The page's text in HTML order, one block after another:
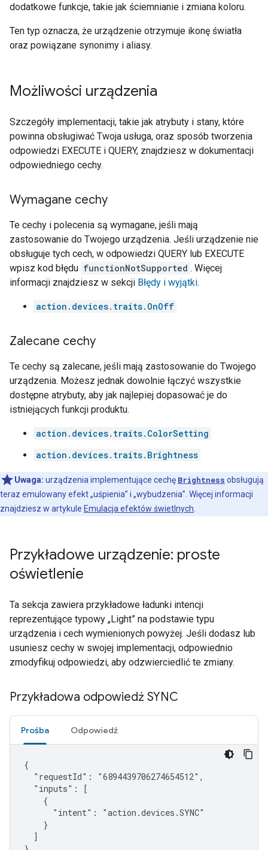
dodatkowe funkcje, takie jak ściemnianie i zmiana koloru.
Ten typ oznacza, że urządzenie otrzymuje ikonę światła
oraz powiązane synonimy i aliasy.
Możliwości urządzenia
Szczegóły implementacji, takie jak atrybuty i stany, które
powinna obsługiwać Twoja usługa, oraz sposób tworzenia
odpowiedzi EXECUTE i QUERY, znajdziesz w dokumentacji
odpowiedniego cechy.
Wymagane cechy
Te cechy i polecenia są wymagane, jeśli mają
zastosowanie do Twojego urządzenia. Jeśli urządzenie nie
obsługuje tych cech, w odpowiedzi QUERY lub EXECUTE
wpisz kod błędu functionNotSupported . Więcej
informacji znajdziesz w sekcji Błędy i wyjątki.
action.devices.traits.OnOff
Zalecane cechy
Te cechy są zalecane, jeśli mają zastosowanie do Twojego
urządzenia. Możesz jednak dowolnie łączyć wszystkie
dostępne atrybuty, aby jak najlepiej dopasować je do
istniejących funkcji produktu.
action.devices.traits.ColorSetting
action.devices.traits.Brightness
Uwaga: urządzenia implementujące cechę Brightness obsługują
teraz emulowany efekt „uśpienia” i „wybudzenia”. Więcej informacji
znajdziesz w artykule Emulacja efektów świetlnych
Przykładowe urządzenie: proste
oświetlenie
Ta sekcja zawiera przykładowe ładunki intencji
reprezentujące typowy „Light” na podstawie typu
urządzenia i cech wymienionych powyżej. Jeśli dodasz lub
usuniesz cechy w swojej implementacji, odpowiednio
zmodyfikuj odpowiedzi, aby odzwierciedlić te zmiany.
Przykładowa odpowiedź SYNC
Prośba Odpowiedź
{
  "requestId": "6894439706274654512",
  "inputs": [
    {
      "intent": "action.devices.SYNC"
    }
  ]